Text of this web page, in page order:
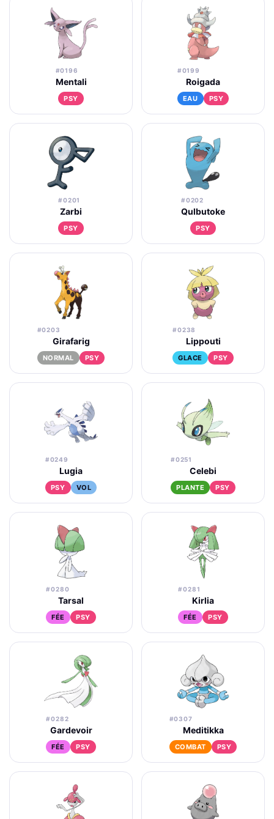
#0196
Mentali
PSY
#0199
Roigada
EAU PSY
#0201
Zarbi
PSY
#0202
Qulbutoke
PSY
#0203
Girafarig
NORMAL PSY
#0238
Lippouti
GLACE PSY
#0249
Lugia
PSY VOL
#0251
Celebi
PLANTE PSY
#0280
Tarsal
FÉE PSY
#0281
Kirlia
FÉE PSY
#0282
Gardevoir
FÉE PSY
#0307
Meditikka
COMBAT PSY